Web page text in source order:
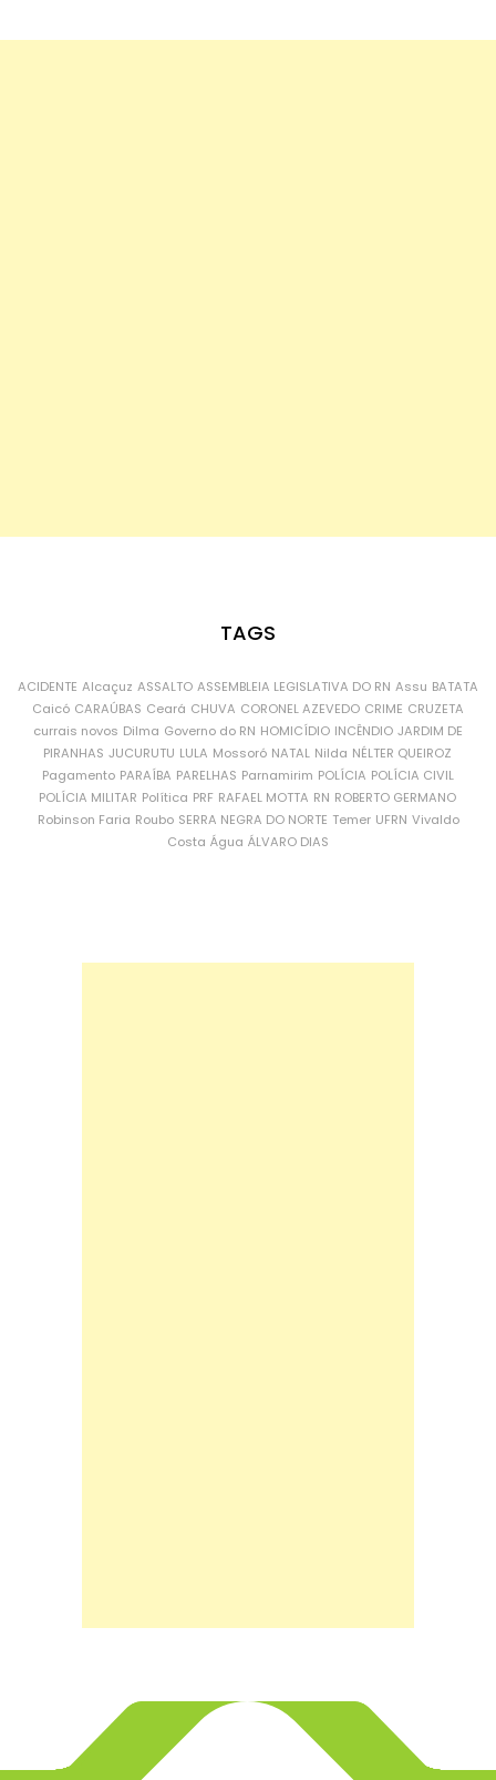
TAGS
ACIDENTE Alcaçuz ASSALTO ASSEMBLEIA LEGISLATIVA DO RN Assu BATATA
Caicó CARAÚBAS Ceará CHUVA CORONEL AZEVEDO CRIME CRUZETA
currais novos Dilma Governo do RN HOMICÍDIO INCÊNDIO JARDIM DE
PIRANHAS JUCURUTU LULA Mossoró NATAL Nilda NÉLTER QUEIROZ
Pagamento PARAÍBA PARELHAS Parnamirim POLÍCIA POLÍCIA CIVIL
POLÍCIA MILITAR Política PRF RAFAEL MOTTA RN ROBERTO GERMANO
Robinson Faria Roubo SERRA NEGRA DO NORTE Temer UFRN Vivaldo
Costa Água ÁLVARO DIAS